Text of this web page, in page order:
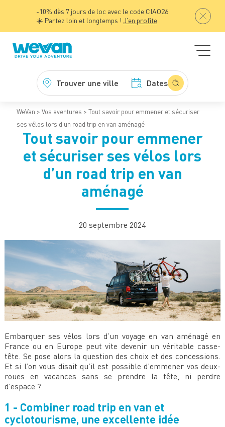
-10% dès 7 jours de loc avec le code CIAO26
☀️ Partez loin et longtemps ! J'en profite
Trouver une ville Dates
WeVan Vos aventures
Tout savoir pour emmener et sécuriser
ses vélos lors d’un road trip en van aménagé
Tout savoir pour emmener
et sécuriser ses vélos lors
d’un road trip en van
aménagé
20 septembre 2024
Embarquer ses vélos lors d’un voyage en van aménagé en
France ou en Europe peut vite devenir un véritable casse-
tête. Se pose alors la question des choix et des concessions.
Et si l’on vous disait qu’il est possible d’emmener vos deux-
roues en vacances sans se prendre la tête, ni perdre
d’espace ?
1 - Combiner road trip en van et
cyclotourisme, une excellente idée